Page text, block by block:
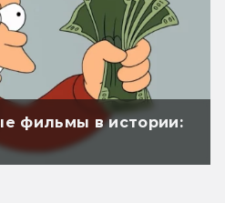
фильмы в истории: